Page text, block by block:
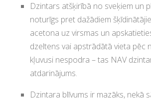
Dzintars atšķirībā no sveķiem un
noturīgs pret dažādiem
acetona uz virsmas un
dzeltens vai apstrādātā vieta pēc
kļuvusi nespodra – tas NAV
atdarinājums.
Dzintara blīvums ir mazāks, nekā